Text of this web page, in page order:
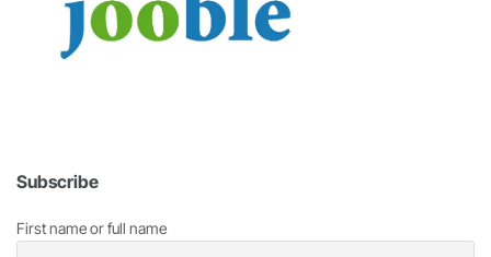
Subscribe
First name or full name